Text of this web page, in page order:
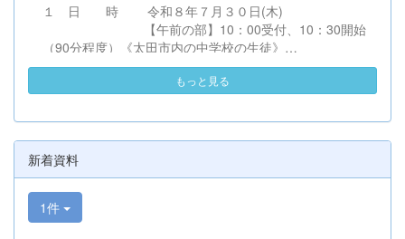
山伝授していただきました。そのおかげでこ
れからもやっていく自信につながりました。
とても充実した2ヶ月間でした。 先輩たちあ
りがとうございました。 これからは、代替
わりして2年生が主役となります。1年後悔
います。 （１年マネージャー 佐久間理
乃）
１ 日 時 令和８年７月３０日(木)
【午前の部】10：00受付、10：30開始
（90分程度）《太田市内の中学校の生徒》
【午後の部】13：30受付、14：00開始
（90分程度）《太田市外の中学校の生徒》
太田市民会館 （会館案内図）
（駐車場図）
住所：太田市飯塚町２００－１ 電
話：０２７６－５７－８５７７ ３ 対 象 〇令和９
年３月卒業見込みの中学生およびその保護者、中学校教職
員 〇中学校１・２年生およびその保護者
（ただし、令和９年３月卒業見込みの中
もっと見る
新着資料
1件